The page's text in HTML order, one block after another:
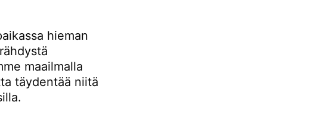
hieman
maailmalla
täydentää niitä